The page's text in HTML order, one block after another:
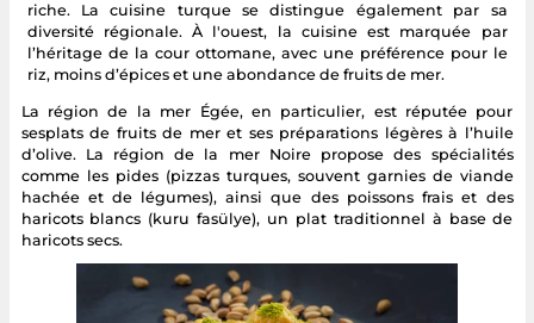
riche. La cuisine turque se distingue également par sa
diversité régionale. À l'ouest, la cuisine est marquée par
l’héritage de la cour ottomane, avec une préférence pour le
riz, moins d’épices et une abondance de fruits de mer.
La région de la mer Égée, en particulier, est réputée pour
sesplats de fruits de mer et ses préparations légères à l’huile
d’olive. La région de la mer Noire propose des spécialités
comme les pides (pizzas turques, souvent garnies de viande
hachée et de légumes), ainsi que des poissons frais et des
haricots blancs (kuru fasülye), un plat traditionnel à base de
haricots secs.